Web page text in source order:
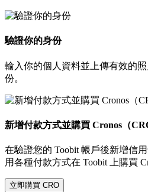
驗證你的身份
輸入你的個人資料並上傳有效的
份。
新增付款方式並購買 Cronos（
在驗證您的 Toobit 帳戶後新增信
用各種付款方式在 Toobit 上購買
立即購買 CRO